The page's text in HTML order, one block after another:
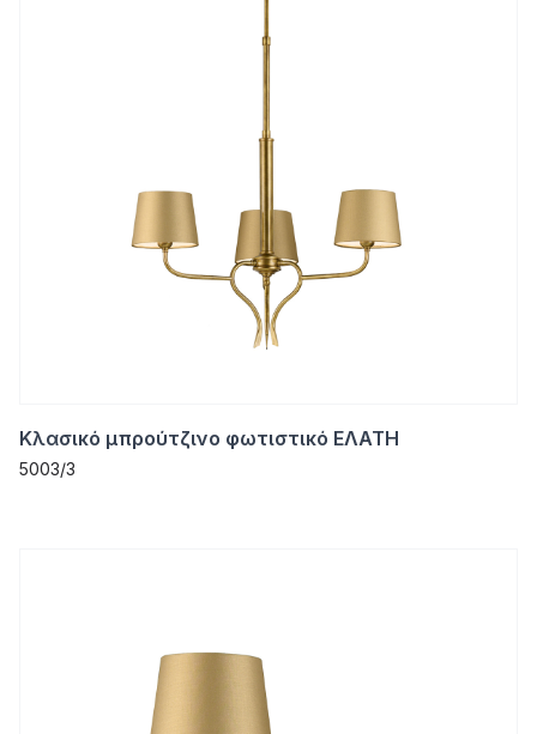
Κλασικό μπρούτζινο φωτιστικό ΕΛΑΤΗ
5003/3